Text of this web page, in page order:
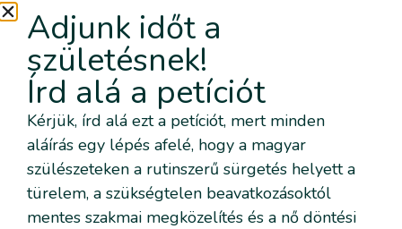
Szeretném nyomon követni az
eseményeket emailben is
Feliratkozom!
is
Szeretném elmesélni a saját történetemet
Adjunk időt a
születésnek!
Írd alá a petíciót
Kérjük, írd alá ezt a petíciót, mert minden
aláírás egy lépés afelé, hogy a magyar
szülészeteken a rutinszerű sürgetés helyett a
türelem, a szükségtelen beavatkozásoktól
mentes szakmai megközelítés és a nő döntési